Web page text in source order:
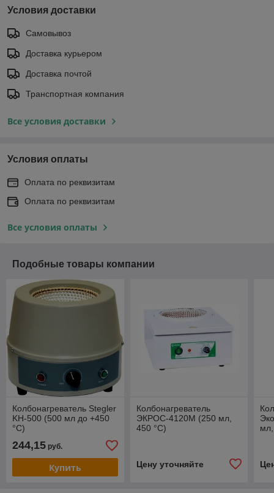
Условия доставки
Самовывоз
Доставка курьером
Доставка почтой
Транспортная компания
Все условия доставки
Условия оплаты
Оплата по реквизитам
Оплата по реквизитам
Все условия оплаты
Подобные товары компании
Колбонагреватель Stegler
KН-500 (500 мл до +450
°C)
244,15 руб.
Купить
Колбонагреватель
ЭКРОС-4120М (250 мл,
450 °С)
Цену уточняйте